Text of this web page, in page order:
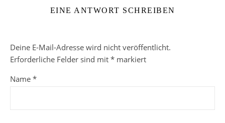
EINE ANTWORT SCHREIBEN
Deine E-Mail-Adresse wird nicht veröffentlicht.
Erforderliche Felder sind mit * markiert
Name *